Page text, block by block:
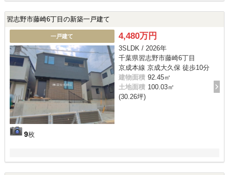
習志野市藤崎6丁目の新築一戸建て
一戸建て
9枚
4,480万円
3SLDK / 2026年
千葉県習志野市藤崎6丁目
京成本線 京成大久保 徒歩10分
建物面積 92.45㎡
土地面積 100.03㎡
(30.26坪)